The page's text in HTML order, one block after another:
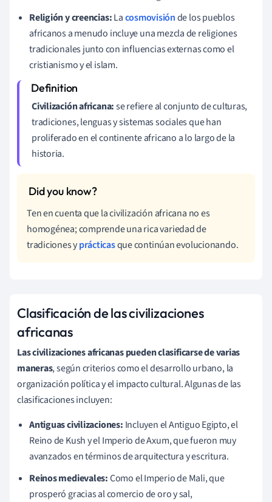
Religión y creencias:Lacosmovisiónde los pueblos
africanos a menudo incluye una mezcla de religiones
tradicionales junto con influencias externas como el
cristianismo y el islam.
Civilización africana:se refiere al conjunto de culturas,
tradiciones, lenguas y sistemas sociales que han
proliferado en el continente africano a lo largo de la
historia.
Ten en cuenta que la civilización africana no es
homogénea; comprende una rica variedad de
tradiciones yprácticasque continúan evolucionando.
Clasificación de las civilizaciones
africanas
Las civilizaciones africanas pueden clasificarse de varias
maneras, según criterios como el desarrollo urbano, la
organización política y el impacto cultural. Algunas de las
clasificaciones incluyen:
Antiguas civilizaciones: Incluyen el Antiguo Egipto, el
Reino de Kush y el Imperio de Axum, que fueron muy
avanzados en términos de arquitectura y escritura.
Reinos medievales:Como el Imperio de Mali, que
prosperó gracias al comercio de oro y sal,